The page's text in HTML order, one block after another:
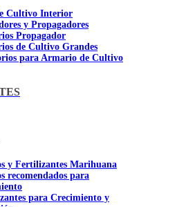
Cultivo Interior
y Propagadores
Propagador
de Cultivo Grandes
para Armario de Cultivo
y Fertilizantes Marihuana
recomendados para
para Crecimiento y